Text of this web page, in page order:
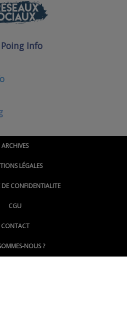
Info
ARCHIVES
LÉGALES
CONFIDENTIALITE
CGU
CONTACT
NOUS ?